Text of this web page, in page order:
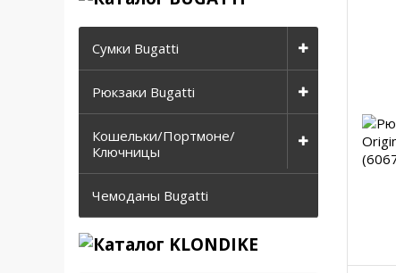
Сумки Bugatti
Рюкзаки Bugatti
Кошельки/Портмоне/
Ключницы
Чемоданы Bugatti